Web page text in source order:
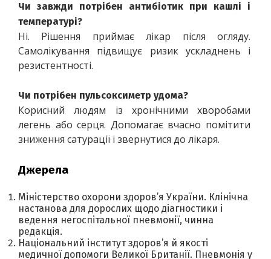
Чи завжди потрібен антибіотик при кашлі і
температурі?
Ні. Рішення приймає лікар після огляду.
Самолікування підвищує ризик ускладнень і
резистентності.
Чи потрібен пульсоксиметр удома?
Корисний людям із хронічними хворобами
легень або серця. Допомагає вчасно помітити
зниження сатурації і звернутися до лікаря.
Джерела
Міністерство охорони здоров’я України. Клінічна
настанова для дорослих щодо діагностики і
ведення негоспітальної пневмонії, чинна
редакція.
Національний інститут здоров’я й якості
медичної допомоги Великої Британії. Пневмонія у